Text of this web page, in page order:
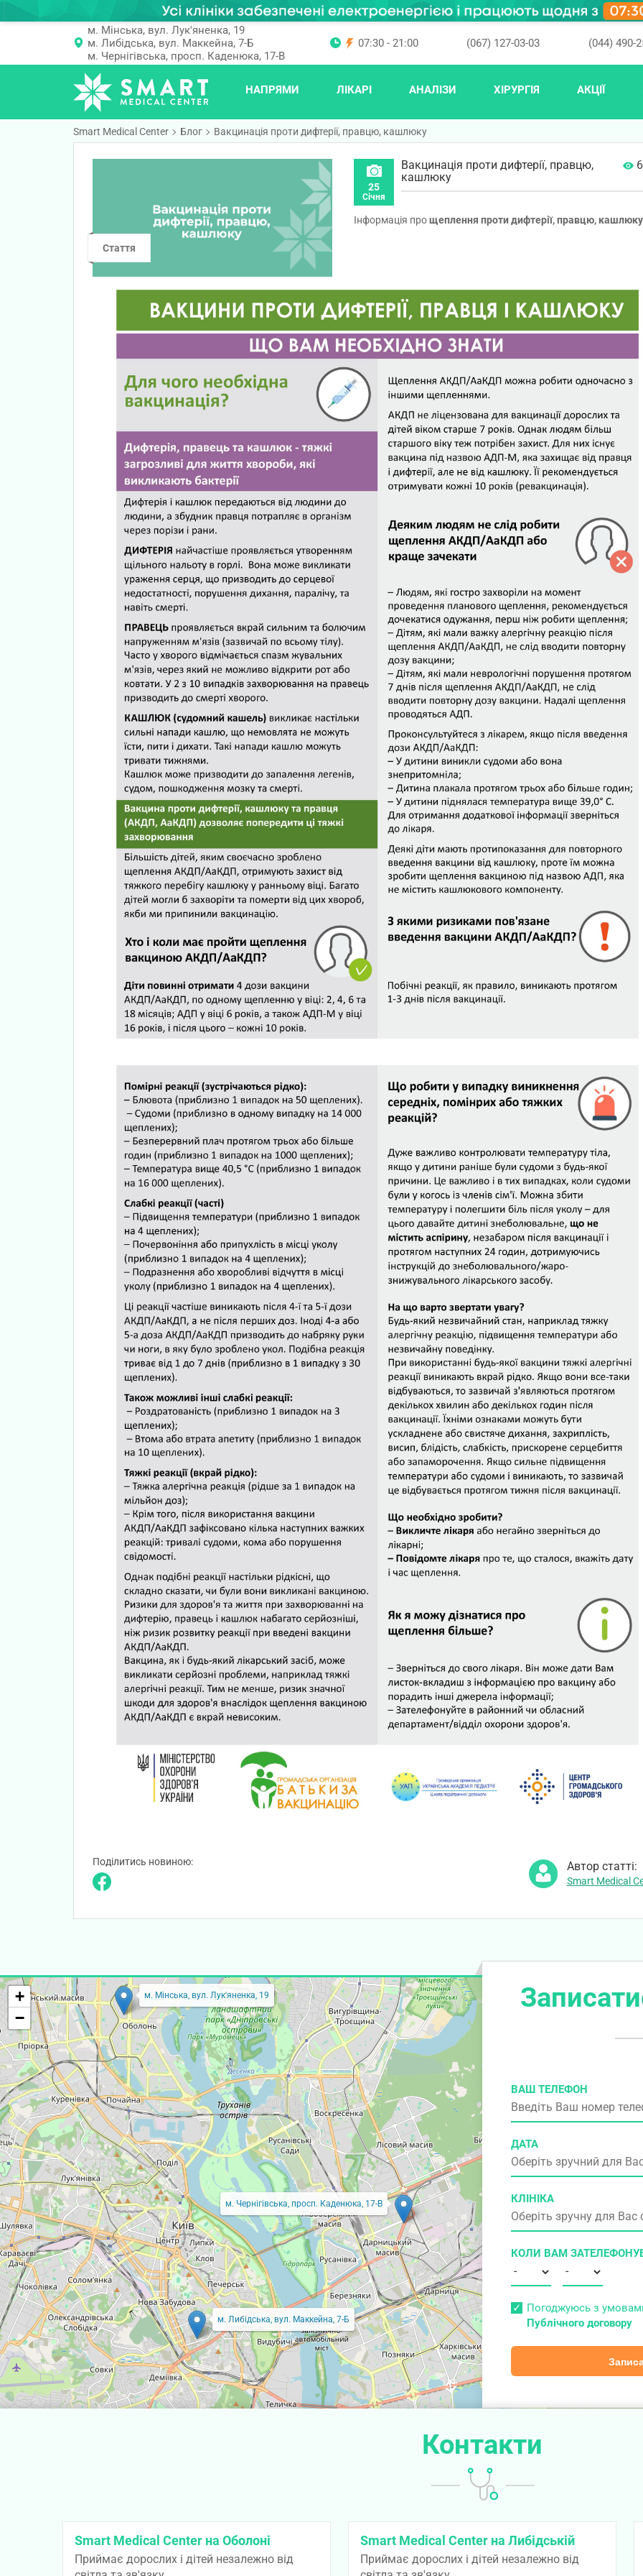
м. Мінська, вул. Лук'яненка, 19
м. Либідська, вул. Маккейна, 7-Б
м. Чернігівська, просп. Каденюка, 17-В
07:30 - 21:00 (067) 127-03-03 (044) 490-
НАПРЯМИ ЛІКАРІ АНАЛІЗИ ХІРУРГІЯ АКЦІЇ
Smart Medical Center Блог Вакцинація проти дифтерії, правцю, кашлюку
Стаття
25
Січня
Вакцинація проти дифтерії, правцю,
кашлюку
Інформація прощеплення проти дифтерії, правцю, кашлюку
Поділитись новиною: Автор статті:
Smart Medical
ВАШ ТЕЛЕФОН
ДАТА
КЛІНІКА
КОЛИ ВАМ
Погоджуюсь з
Публічного договору
м. Мінська, вул. Лук'яненка, 19
м. Либідська, вул. Маккейна, 7-Б
м. Чернігівська, просп. Каденюка, 17-В
+
−
Контакти
Smart Medical Center на Оболоні
Приймає дорослих і дітей незалежно від
Smart Medical Center на Либідській
Приймає дорослих і дітей незалежно від